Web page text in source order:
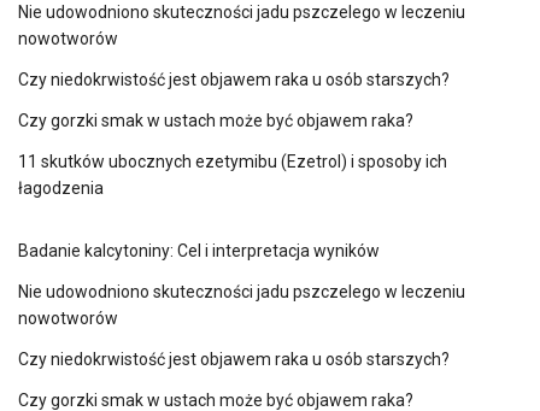
Nie udowodniono skuteczności jadu pszczelego w leczeniu
nowotworów
Czy niedokrwistość jest objawem raka u osób starszych?
Czy gorzki smak w ustach może być objawem raka?
11 skutków ubocznych ezetymibu (Ezetrol) i sposoby ich
łagodzenia
Badanie kalcytoniny: Cel i interpretacja wyników
Nie udowodniono skuteczności jadu pszczelego w leczeniu
nowotworów
Czy niedokrwistość jest objawem raka u osób starszych?
Czy gorzki smak w ustach może być objawem raka?